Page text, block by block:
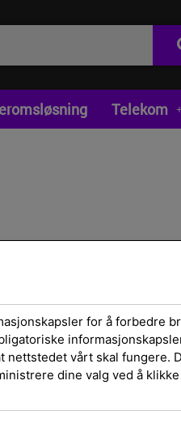
Telekom
Black
for å forbedre
vårt skal fungere.
dine valg ved å